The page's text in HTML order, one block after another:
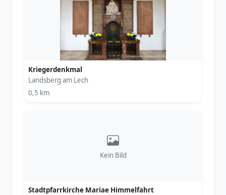
Kriegerdenkmal
Landsberg am Lech
0,5 km
Kein Bild
Stadtpfarrkirche Mariae Himmelfahrt